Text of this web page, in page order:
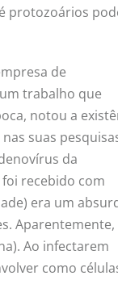
protozoários
de
trabalho que
notou a
suas
da
recebido com
era um
Aparentemente,
Ao infectarem
como